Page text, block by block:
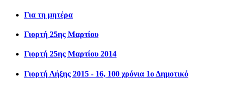
Για τη μητέρα
Γιορτή 25ης Μαρτίου
Γιορτή 25ης Μαρτίου 2014
Γιορτή Λήξης 2015 - 16, 100 χρόνια 1ο Δημοτικό